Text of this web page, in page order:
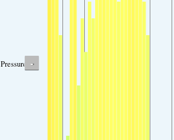
Pressure -